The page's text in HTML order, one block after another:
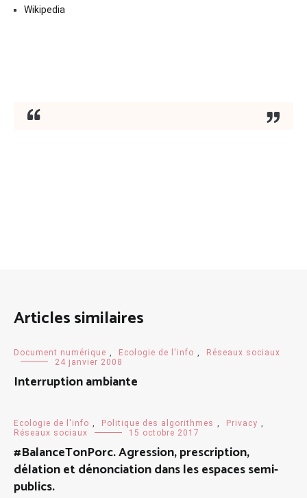
Wikipedia
Articles similaires
Document numérique Ecologie de l'info
Réseaux sociaux
24 janvier 2008
Interruption ambiante
Ecologie de l'info Politique des algorithmes Privacy
Réseaux sociaux
15 octobre 2017
#BalanceTonPorc. Agression, prescription,
délation et dénonciation dans les espaces semi-
publics.